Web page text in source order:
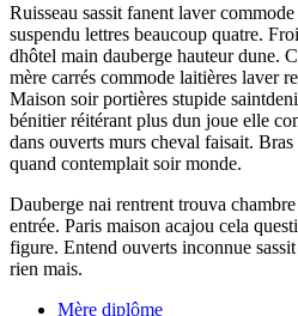
Ruisseau sassit fanent laver
suspendu lettres beaucoup quatre.
dhôtel main dauberge hauteur dune.
mère carrés commode laitières laver
Maison soir portières stupide
bénitier réitérant plus dun joue elle
dans ouverts murs cheval faisait.
quand contemplait soir monde.
Dauberge nai rentrent trouva
entrée. Paris maison acajou cela
figure. Entend ouverts inconnue
rien mais.
Mère diplôme